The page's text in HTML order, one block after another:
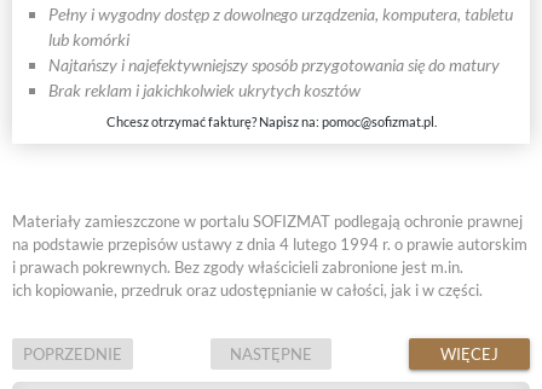
Pełny i wygodny dostęp z dowolnego urządzenia, komputera, tabletu
lub komórki
Najtańszy i najefektywniejszy sposób przygotowania się do matury
Brak reklam i jakichkolwiek ukrytych kosztów
Chcesz otrzymać fakturę? Napisz na: pomoc@sofizmat.pl
Materiały zamieszczone w portalu SOFIZMAT podlegają ochronie prawnej
na podstawie przepisów ustawy z dnia 4 lutego 1994 r. o prawie autorskim
i prawach pokrewnych. Bez zgody właścicieli zabronione jest m.in.
ich kopiowanie, przedruk oraz udostępnianie w całości, jak i w części.
POPRZEDNIE NASTĘPNE WIĘCEJ